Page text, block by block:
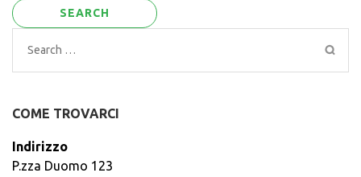
Search
for:
COME TROVARCI
Indirizzo
P.zza Duomo 123